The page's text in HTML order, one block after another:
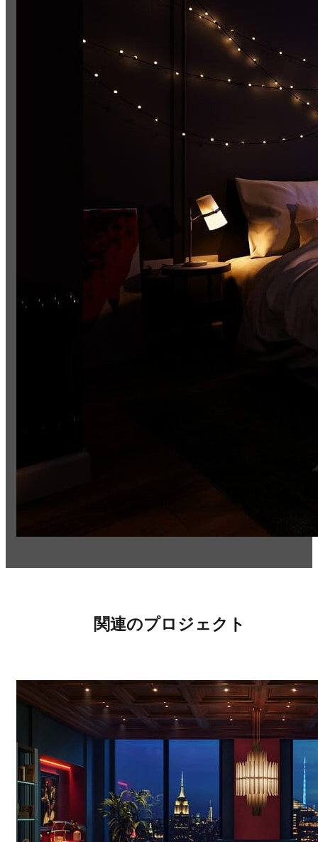
関連のプロジェクト